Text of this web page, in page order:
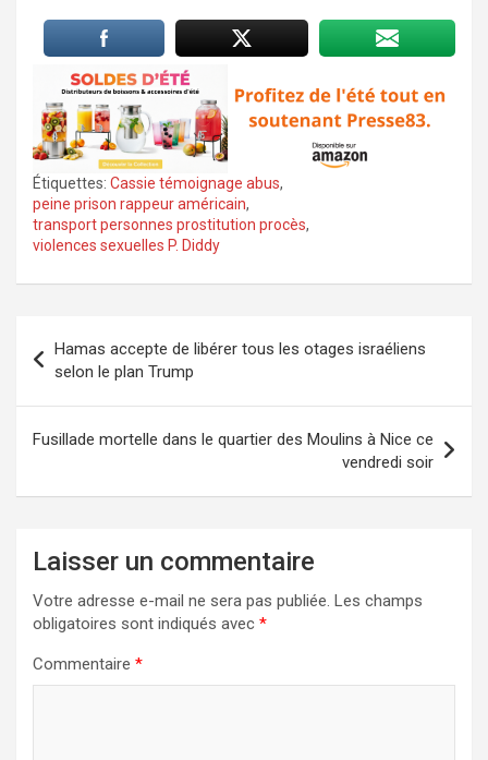
Étiquettes: Cassie témoignage abus,
peine prison rappeur américain,
transport personnes prostitution procès,
violences sexuelles P. Diddy
de
l’article
Hamas accepte de libérer tous les otages israéliens
selon le plan Trump
Fusillade mortelle dans le quartier des Moulins à Nice ce
vendredi soir
Laisser un commentaire
Votre adresse e-mail ne sera pas publiée. Les champs
obligatoires sont indiqués avec *
Commentaire *